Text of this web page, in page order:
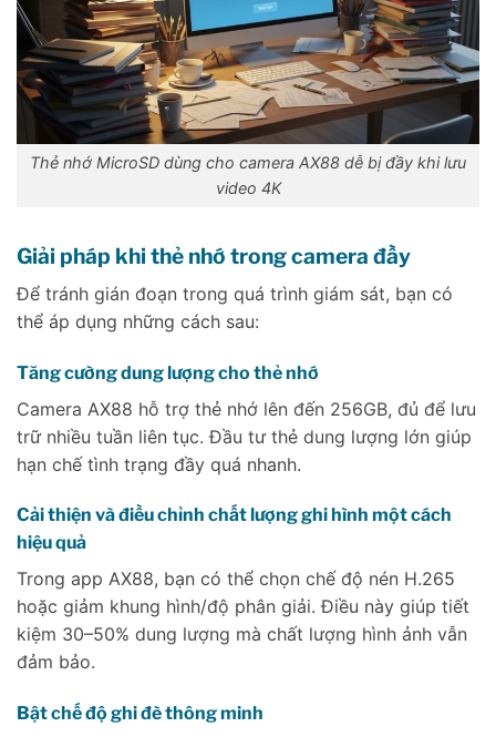
Thẻ nhớ MicroSD dùng cho camera AX88 dễ bị đầy khi lưu
video 4K
Giải pháp khi thẻ nhớ trong camera đầy
Để tránh gián đoạn trong quá trình giám sát, bạn có
thể áp dụng những cách sau:
Tăng cường dung lượng cho thẻ nhớ
Camera AX88 hỗ trợ thẻ nhớ lên đến 256GB, đủ để lưu
trữ nhiều tuần liên tục. Đầu tư thẻ dung lượng lớn giúp
hạn chế tình trạng đầy quá nhanh.
Cải thiện và điều chỉnh chất lượng ghi hình một cách
hiệu quả
Trong app AX88, bạn có thể chọn chế độ nén H.265
hoặc giảm khung hình/độ phân giải. Điều này giúp tiết
kiệm 30–50% dung lượng mà chất lượng hình ảnh vẫn
đảm bảo.
Bật chế độ ghi đè thông minh